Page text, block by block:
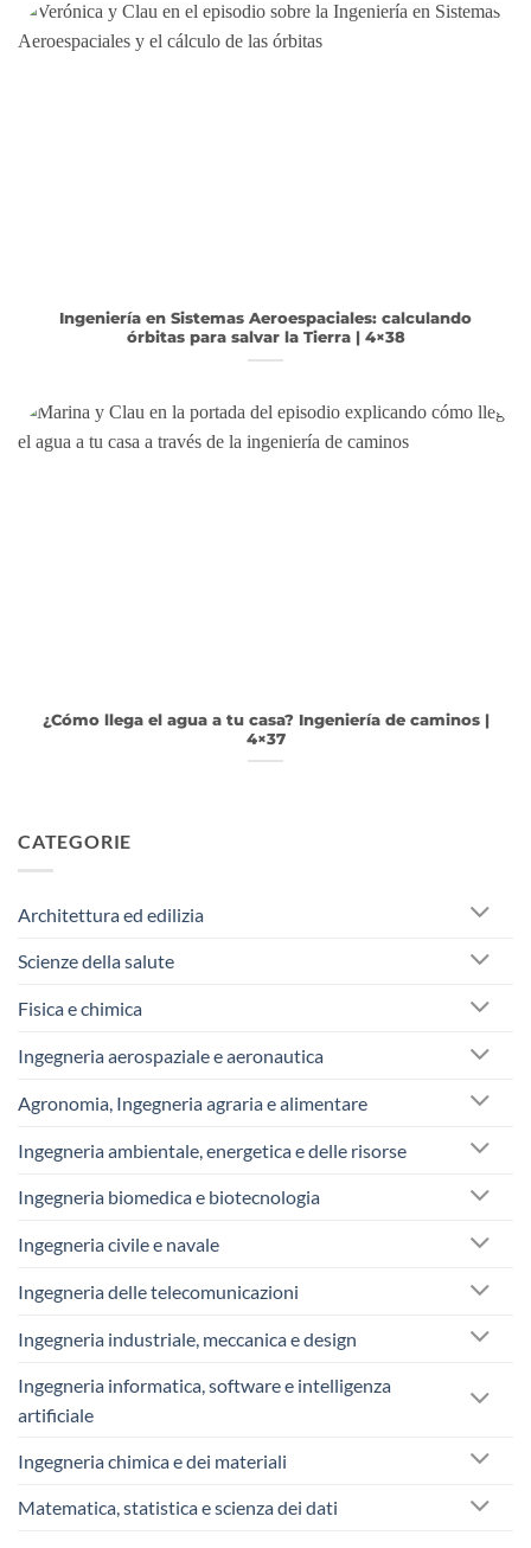
Ingeniería en Sistemas Aeroespaciales: calculando
órbitas para salvar la Tierra | 4×38
¿Cómo llega el agua a tu casa? Ingeniería de caminos |
4×37
CATEGORIE
Architettura ed edilizia
Scienze della salute
Fisica e chimica
Ingegneria aerospaziale e aeronautica
Agronomia, Ingegneria agraria e alimentare
Ingegneria ambientale, energetica e delle risorse
Ingegneria biomedica e biotecnologia
Ingegneria civile e navale
Ingegneria delle telecomunicazioni
Ingegneria industriale, meccanica e design
Ingegneria informatica, software e intelligenza
artificiale
Ingegneria chimica e dei materiali
Matematica, statistica e scienza dei dati